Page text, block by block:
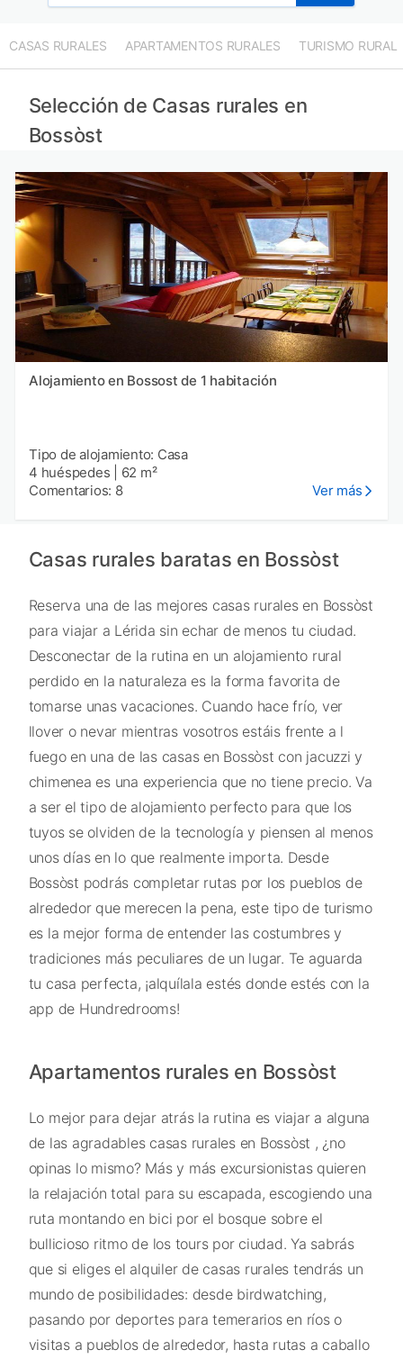
CASAS RURALES APARTAMENTOS RURALES TURISMO RURAL
Selección de Casas rurales en
Bossòst
Alojamiento en Bossost de 1 habitación
Tipo de alojamiento: Casa
4 huéspedes
62 m²
Comentarios: 8
Ver más
Casas rurales baratas en Bossòst
Reserva una de las mejores casas rurales en Bossòst
para viajar a Lérida sin echar de menos tu ciudad.
Desconectar de la rutina en un alojamiento rural
perdido en la naturaleza es la forma favorita de
tomarse unas vacaciones. Cuando hace frío, ver
llover o nevar mientras vosotros estáis frente a l
fuego en una de las casas en Bossòst con jacuzzi y
chimenea es una experiencia que no tiene precio. Va
a ser el tipo de alojamiento perfecto para que los
tuyos se olviden de la tecnología y piensen al menos
unos días en lo que realmente importa. Desde
Bossòst podrás completar rutas por los pueblos de
alrededor que merecen la pena, este tipo de turismo
es la mejor forma de entender las costumbres y
tradiciones más peculiares de un lugar. Te aguarda
tu casa perfecta, ¡alquílala estés donde estés con la
app de Hundredrooms!
Apartamentos rurales en Bossòst
Lo mejor para dejar atrás la rutina es viajar a alguna
de las agradables casas rurales en Bossòst , ¿no
opinas lo mismo? Más y más excursionistas quieren
la relajación total para su escapada, escogiendo una
ruta montando en bici por el bosque sobre el
bullicioso ritmo de los tours por ciudad. Ya sabrás
que si eliges el alquiler de casas rurales tendrás un
mundo de posibilidades: desde birdwatching,
pasando por deportes para temerarios en ríos o
visitas a pueblos de alrededor, hasta rutas a caballo